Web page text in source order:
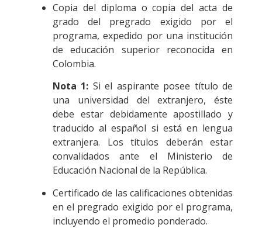
Copia del diploma o copia del acta de
grado del pregrado exigido por el
programa, expedido por una institución
de educación superior reconocida en
Colombia.
Nota 1: Si el aspirante posee título de
una universidad del extranjero, éste
debe estar debidamente apostillado y
traducido al español si está en lengua
extranjera. Los títulos deberán estar
convalidados ante el Ministerio de
Educación Nacional de la República.
Certificado de las calificaciones obtenidas
en el pregrado exigido por el programa,
incluyendo el promedio ponderado.